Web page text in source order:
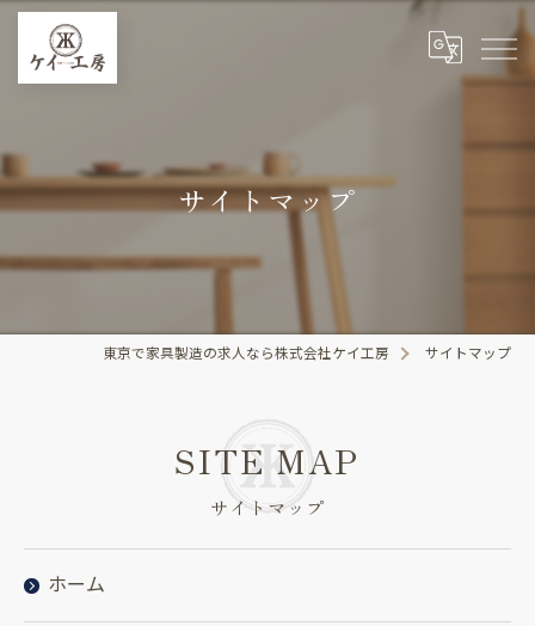
サイトマップ
東京で家具製造の求人なら株式会社ケイ工房 サイトマップ
サイトマップ
SITE MAP
ホーム